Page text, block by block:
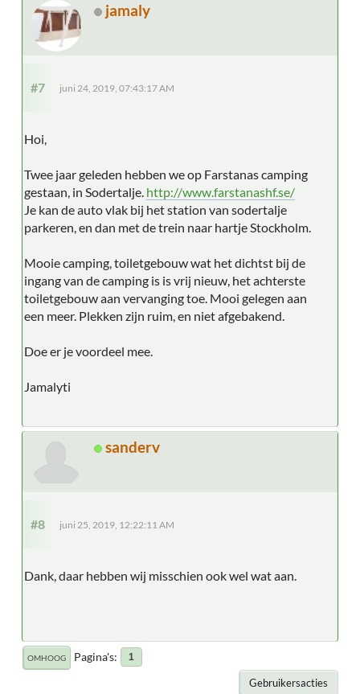
jamaly
#7 juni 24, 2019, 07:43:17 AM
Hoi,
Twee jaar geleden hebben we op Farstanas camping
gestaan, in Sodertalje. http://www.farstanashf.se/
Je kan de auto vlak bij het station van sodertalje
parkeren, en dan met de trein naar hartje Stockholm.
Mooie camping, toiletgebouw wat het dichtst bij de
ingang van de camping is is vrij nieuw, het achterste
toiletgebouw aan vervanging toe. Mooi gelegen aan
een meer. Plekken zijn ruim, en niet afgebakend.
Doe er je voordeel mee.
Jamalyti
sanderv
#8 juni 25, 2019, 12:22:11 AM
Dank, daar hebben wij misschien ook wel wat aan.
OMHOOG Pagina's 1
Gebruikersacties